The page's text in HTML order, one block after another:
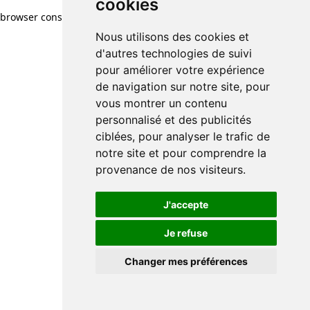
cookies
Nous utilisons des cookies et
d'autres technologies de suivi
pour améliorer votre expérience
de navigation sur notre site, pour
vous montrer un contenu
personnalisé et des publicités
ciblées, pour analyser le trafic de
notre site et pour comprendre la
provenance de nos visiteurs.
J'accepte
Je refuse
Changer mes préférences
browser console for more information)